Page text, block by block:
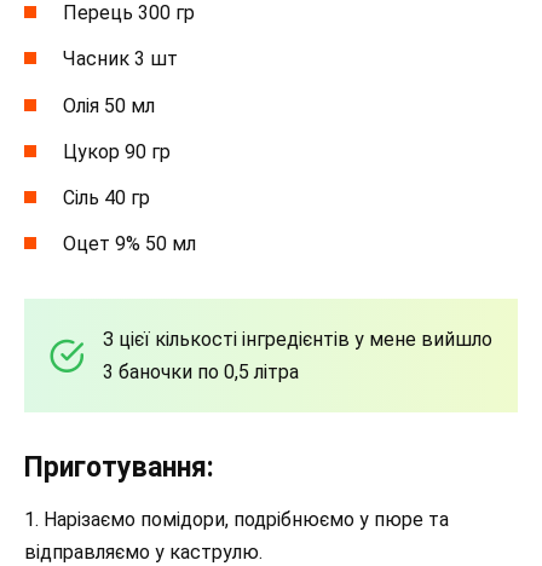
Перець 300 гр
Часник 3 шт
Олія ​​50 мл
Цукор 90 гр
Сіль 40 гр
Оцет 9% 50 мл
З цієї кількості інгредієнтів у мене вийшло
3 баночки по 0,5 літра
Приготування:
1. Нарізаємо помідори, подрібнюємо у пюре та
відправляємо у каструлю.